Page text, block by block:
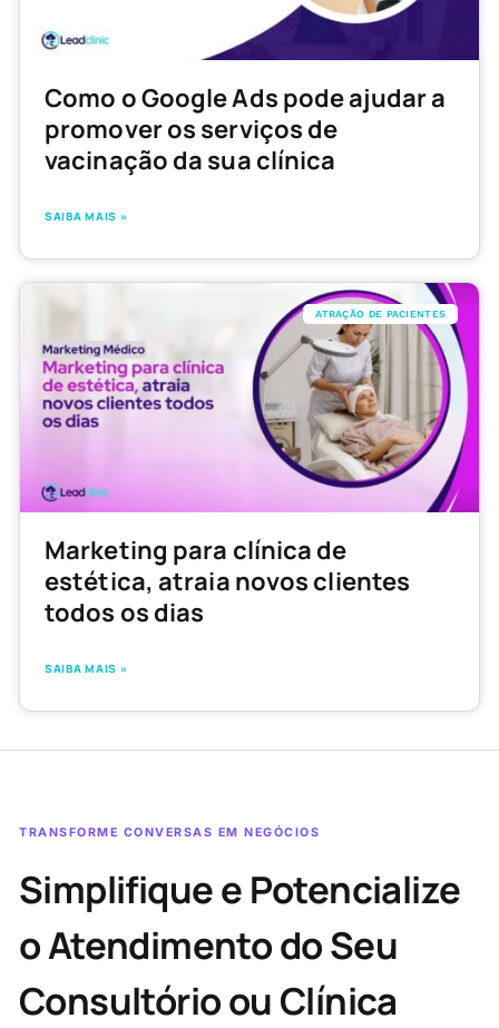
Como o Google Ads pode ajudar a
promover os serviços de
vacinação da sua clínica
SAIBA MAIS »
ATRAÇÃO DE PACIENTES
Marketing para clínica de
estética, atraia novos clientes
todos os dias
SAIBA MAIS »
TRANSFORME CONVERSAS EM NEGÓCIOS
Simplifique e Potencialize
o Atendimento do Seu
Consultório ou Clínica